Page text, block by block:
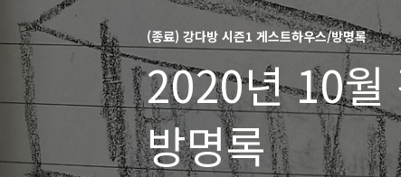
(종료) 강다방 시즌1 게스트하우스/방명록
2020년 10월
방명록